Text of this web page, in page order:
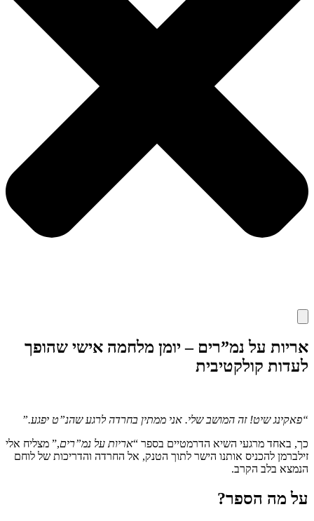
אריות על נמ”רים – יומן מלחמה אישי שהופך
לעדות קולקטיבית
“פאקינג שיט! זה המושב שלי. אני ממתין בחרדה לרגע שהנ”ט יפגע.”
כך, באחד מרגעי השיא הדרמטיים בספר “אריות על נמ”רים,” מצליח אלי
זילברמן להכניס אותנו הישר לתוך הטנק, אל החרדה והדריכות של לוחם
הנמצא בלב הקרב.
על מה הספר?